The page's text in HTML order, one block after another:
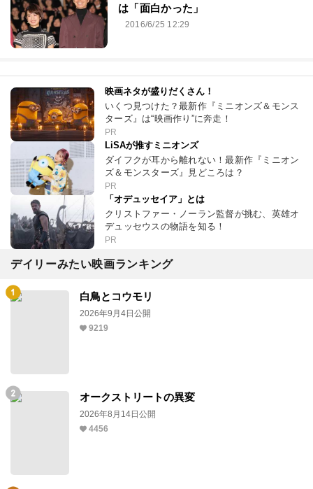
は「面白かった」
2016/6/25 12:29
映画ネタが盛りだくさん！
いくつ見つけた？最新作『ミニオンズ＆モンス
ターズ』は“映画作り”に奔走！
PR
LiSAが推すミニオンズ
ダイフクが耳から離れない！最新作『ミニオン
ズ＆モンスターズ』見どころは？
PR
「オデュッセイア」とは
クリストファー・ノーラン監督が挑む、英雄オ
デュッセウスの物語を知る！
PR
デイリーみたい映画ランキング
白鳥とコウモリ
2026年9月4日公開
9219
オークストリートの異変
2026年8月14日公開
4456